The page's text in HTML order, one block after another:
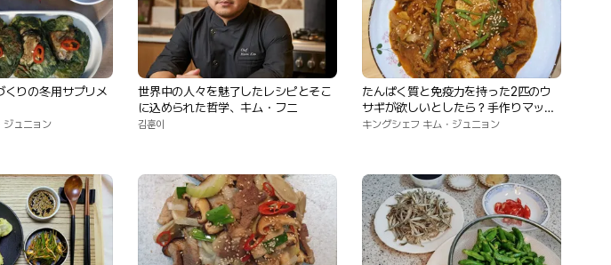
くりの冬用サプリメ
ジュニョン
世界中の人々を魅了したレシピとそこ
に込められた哲学、キム・フニ
김훈이
たんぱく質と免疫力を持った2匹のウ
サギが欲しいとしたら？手作りマッシ
ュルームプルコギ作り
キングシェフ キム・ジュニョン